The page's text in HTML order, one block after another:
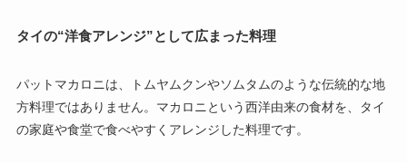
タイの“洋食アレンジ”として広まった料理
パットマカロニは、トムヤムクンやソムタムのような伝統的な地
方料理ではありません。マカロニという西洋由来の食材を、タイ
の家庭や食堂で食べやすくアレンジした料理です。